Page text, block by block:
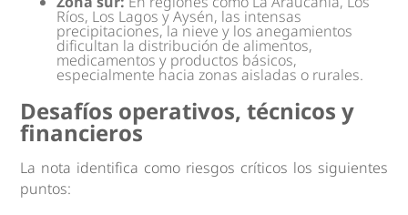
Ríos, Los Lagos y Aysén, las intensas
precipitaciones, la nieve y los anegamientos
dificultan la distribución de alimentos,
medicamentos y productos básicos,
especialmente hacia zonas aisladas o rurales.
Desafíos operativos, técnicos y
financieros
La nota identifica como riesgos críticos los siguientes
puntos: